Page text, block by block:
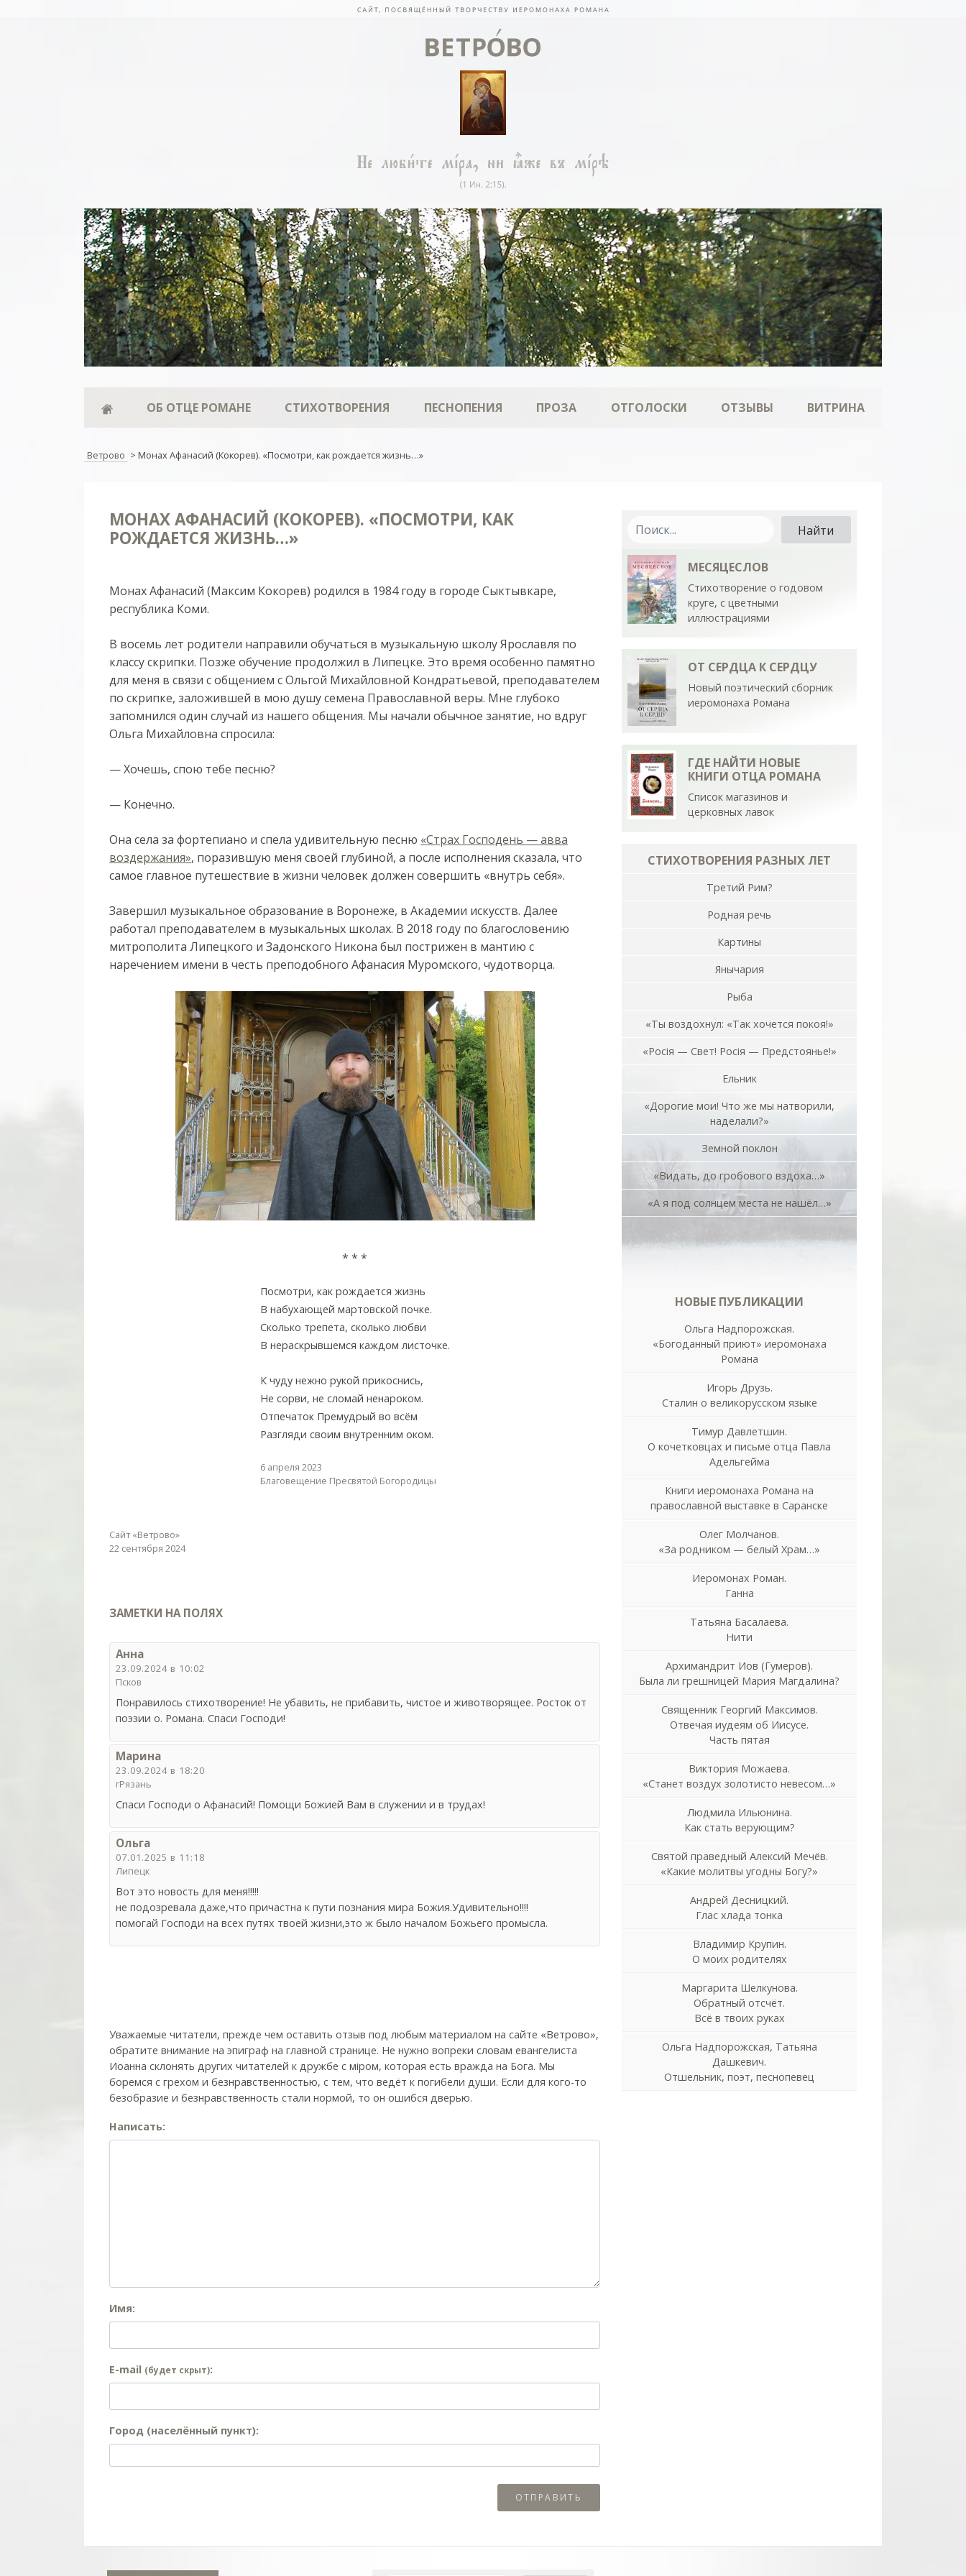
ОБ ОТЦЕ РОМАНЕ СТИХОТВОРЕНИЯ ПЕСНОПЕНИЯ ПРОЗА ОТГОЛОСКИ ОТЗЫВЫ ВИТРИНА
Ветрово > Монах Афанасий (Кокорев). «Посмотри, как рождается жизнь…»
МОНАХ АФАНАСИЙ (КОКОРЕВ). «ПОСМОТРИ, КАК
РОЖДАЕТСЯ ЖИЗНЬ…»
Монах Афанасий (Максим Кокорев) родился в 1984 году в городе Сыктывкаре,
республика Коми.
В восемь лет родители направили обучаться в музыкальную школу Ярославля по
классу скрипки. Позже обучение продолжил в Липецке. Это время особенно памятно
для меня в связи с общением с Ольгой Михайловной Кондратьевой, преподавателем
по скрипке, заложившей в мою душу семена Православной веры. Мне глубоко
запомнился один случай из нашего общения. Мы начали обычное занятие, но вдруг
Ольга Михайловна спросила:
— Хочешь, спою тебе песню?
— Конечно.
Она села за фортепиано и спела удивительную песню «Страх Господень — авва
воздержания», поразившую меня своей глубиной, а после исполнения сказала, что
самое главное путешествие в жизни человек должен совершить «внутрь себя».
Завершил музыкальное образование в Воронеже, в Академии искусств. Далее
работал преподавателем в музыкальных школах. В 2018 году по благословению
митрополита Липецкого и Задонского Никона был пострижен в мантию с
наречением имени в честь преподобного Афанасия Муромского, чудотворца.
* * *
Посмотри, как рождается жизнь
В набухающей мартовской почке.
Сколько трепета, сколько любви
В нераскрывшемся каждом листочке.
К чуду нежно рукой прикоснись,
Не сорви, не сломай ненароком.
Отпечаток Премудрый во всём
Разгляди своим внутренним оком.
6 апреля 2023
Благовещение Пресвятой Богородицы
Сайт «Ветрово»
22 сентября 2024
ЗАМЕТКИ НА ПОЛЯХ
Анна
23.09.2024 в 10:02
Псков
Понравилось стихотворение! Не убавить, не прибавить, чистое и животворящее. Росток от
поэзии о. Романа. Спаси Господи!
Марина
23.09.2024 в 18:20
гРязань
Спаси Господи о Афанасий! Помощи Божией Вам в служении и в трудах!
Ольга
07.01.2025 в 11:18
Липецк
Вот это новость для меня!!!!!
не подозревала даже,что причастна к пути познания мира Божия.Удивительно!!!!
помогай Господи на всех путях твоей жизни,это ж было началом Божьего промысла.
Уважаемые читатели, прежде чем оставить отзыв под любым материалом на сайте «Ветрово»,
обратите внимание на эпиграф на главной странице. Не нужно вопреки словам евангелиста
Иоанна склонять других читателей к дружбе с мiром, которая есть вражда на Бога. Мы
боремся с грехом и без­нрав­ствен­ностью, с тем, что ведёт к погибели души. Если для кого-то
безобразие и безнравственность стали нормой, то он ошибся дверью.
Написать:
Имя:
E-mail (будет скрыт):
Город (населённый пункт):
МЕСЯЦЕСЛОВ
Стихотворение о годовом
круге, с цветными
иллюстрациями
ОТ СЕРДЦА К СЕРДЦУ
Новый поэтический сборник
иеромонаха Романа
ГДЕ НАЙТИ НОВЫЕ
КНИГИ ОТЦА РОМАНА
Список магазинов и
церковных лавок
СТИХОТВОРЕНИЯ РАЗНЫХ ЛЕТ
Третий Рим?
Родная речь
Картины
Янычария
Рыба
«Ты воздохнул: «Так хочется покоя!»
«Росiя — Свет! Росiя — Предстоянье!»
Ельник
«Дорогие мои! Что же мы натворили,
наделали?»
Земной поклон
«Видать, до гробового вздоха…»
«А я под солнцем места не нашёл…»
НОВЫЕ ПУБЛИКАЦИИ
Ольга Надпорожская.
«Богоданный приют» иеромонаха
Романа
Игорь Друзь.
Сталин о великорусском языке
Тимур Давлетшин.
О кочетковцах и письме отца Павла
Адельгейма
Книги иеромонаха Романа на
православной выставке в Саранске
Олег Молчанов.
«За родником — белый Храм…»
Иеромонах Роман.
Ганна
Татьяна Басалаева.
Нити
Архимандрит Иов (Гумеров).
Была ли грешницей Мария Магдалина?
Священник Георгий Максимов.
Отвечая иудеям об Иисусе.
Часть пятая
Виктория Можаева.
«Станет воздух золотисто невесом…»
Людмила Ильюнина.
Как стать верующим?
Святой праведный Алексий Мечёв.
«Какие молитвы угодны Богу?»
Андрей Десницкий.
Глас хлада тонка
Владимир Крупин.
О моих родителях
Маргарита Шелкунова.
Обратный отсчёт.
Всё в твоих руках
Ольга Надпорожская, Татьяна
Дашкевич.
Отшельник, поэт, песнопевец